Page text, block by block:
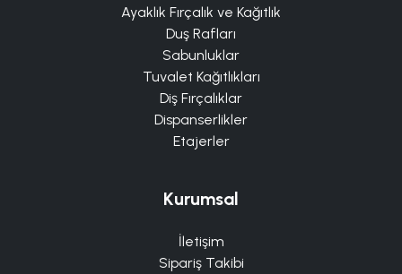
Ayaklık Fırçalık ve Kağıtlık
Duş Rafları
Sabunluklar
Tuvalet Kağıtlıkları
Diş Fırçalıklar
Dispanserlikler
Etajerler
Kurumsal
İletişim
Sipariş Takibi